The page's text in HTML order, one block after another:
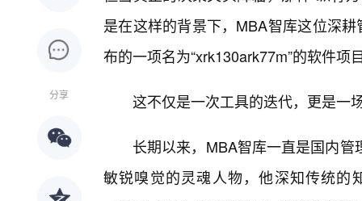
分享
是在这样的背景下，MBA智库这位深
布的一项名为“xrk130ark77m”的软件
这不仅是一次工具的迭代，更是一
长期以来，MBA智库一直是国内
敏锐嗅觉的灵魂人物，他深知传统的